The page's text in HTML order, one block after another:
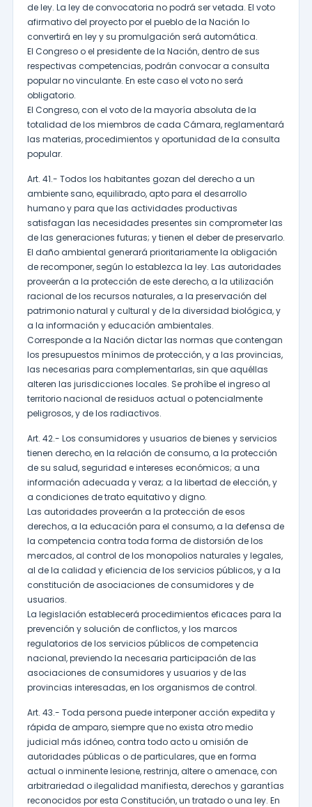
de ley. La ley de convocatoria no podrá ser vetada. El voto
afirmativo del proyecto por el pueblo de la Nación lo
convertirá en ley y su promulgación será automática.
El Congreso o el presidente de la Nación, dentro de sus
respectivas competencias, podrán convocar a consulta
popular no vinculante. En este caso el voto no será
obligatorio.
El Congreso, con el voto de la mayoría absoluta de la
totalidad de los miembros de cada Cámara, reglamentará
las materias, procedimientos y oportunidad de la consulta
popular.
Art. 41.- Todos los habitantes gozan del derecho a un
ambiente sano, equilibrado, apto para el desarrollo
humano y para que las actividades productivas
satisfagan las necesidades presentes sin comprometer las
de las generaciones futuras; y tienen el deber de preservarlo.
El daño ambiental generará prioritariamente la obligación
de recomponer, según lo establezca la ley. Las autoridades
proveerán a la protección de este derecho, a la utilización
racional de los recursos naturales, a la preservación del
patrimonio natural y cultural y de la diversidad biológica, y
a la información y educación ambientales.
Corresponde a la Nación dictar las normas que contengan
los presupuestos mínimos de protección, y a las provincias,
las necesarias para complementarlas, sin que aquéllas
alteren las jurisdicciones locales. Se prohíbe el ingreso al
territorio nacional de residuos actual o potencialmente
peligrosos, y de los radiactivos.
Art. 42.- Los consumidores y usuarios de bienes y servicios
tienen derecho, en la relación de consumo, a la protección
de su salud, seguridad e intereses económicos; a una
información adecuada y veraz; a la libertad de elección, y
a condiciones de trato equitativo y digno.
Las autoridades proveerán a la protección de esos
derechos, a la educación para el consumo, a la defensa de
la competencia contra toda forma de distorsión de los
mercados, al control de los monopolios naturales y legales,
al de la calidad y eficiencia de los servicios públicos, y a la
constitución de asociaciones de consumidores y de
usuarios.
La legislación establecerá procedimientos eficaces para la
prevención y solución de conflictos, y los marcos
regulatorios de los servicios públicos de competencia
nacional, previendo la necesaria participación de las
asociaciones de consumidores y usuarios y de las
provincias interesadas, en los organismos de control.
Art. 43.- Toda persona puede interponer acción expedita y
rápida de amparo, siempre que no exista otro medio
judicial más idóneo, contra todo acto u omisión de
autoridades públicas o de particulares, que en forma
actual o inminente lesione, restrinja, altere o amenace, con
arbitrariedad o ilegalidad manifiesta, derechos y garantías
reconocidos por esta Constitución, un tratado o una ley. En